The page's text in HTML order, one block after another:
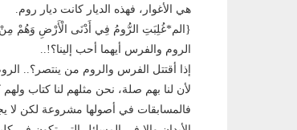
هي الأغوار، فهذه الديار كانت ديار روم.
{الم*غُلِبَتِ الرُّومُ فِي أَدْنَى الْأَرْضِ وَهُمْ
الروم والفرس أيهما أحب إلينا؟!..
إذا أقتتل الفرس والروم من ينتصر؟..
لأن لنا بهم صلة، نحن مثلهم لنا كتاب
فالمسابقات في أصولها مشروعة لكن لا